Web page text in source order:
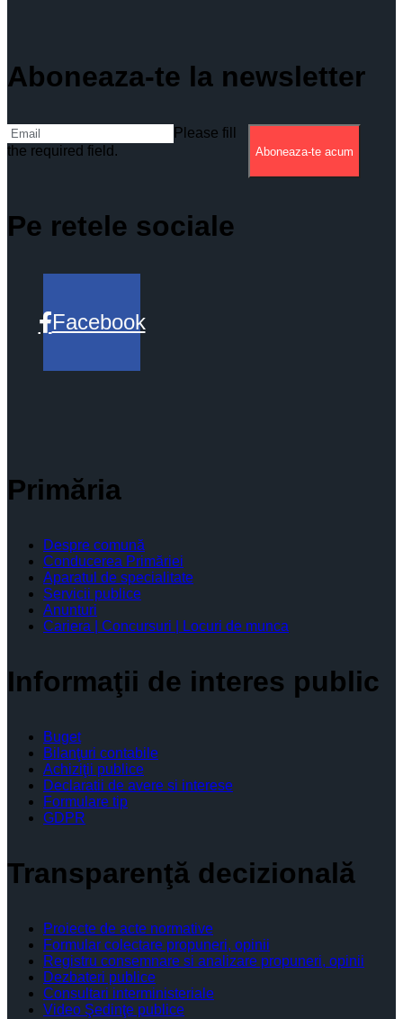
Aboneaza-te la newsletter
Please fill
the required field.
Aboneaza-te acum
Pe retele sociale
Facebook
Primăria
Despre comună
Conducerea Primăriei
Aparatul de specialitate
Servicii publice
Anunturi
Cariera | Concursuri | Locuri de munca
Informaţii de interes public
Buget
Bilanţuri contabile
Achiziţii publice
Declaratii de avere si interese
Formulare tip
GDPR
Transparenţă decizională
Proiecte de acte normative
Formular colectare propuneri, opinii
Registru consemnare si analizare propuneri, opinii
Dezbateri publice
Consultari interministeriale
Video Şedinţe publice